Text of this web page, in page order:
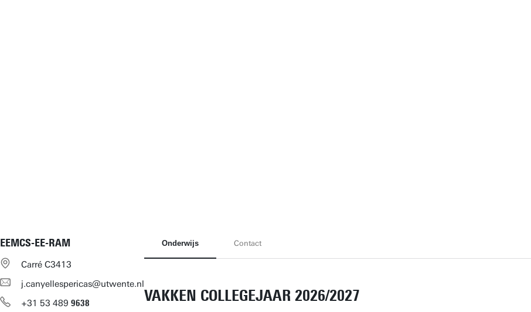
EEMCS-EE-RAM
Carré C3413
j.canyellespericas@utwente.nl
+31 53 489 9638
Onderwijs Contact
VAKKEN COLLEGEJAAR 2026/2027